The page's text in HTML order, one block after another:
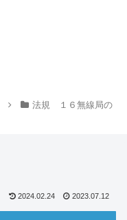
法規 １６無線局の
2024.02.24 2023.07.12